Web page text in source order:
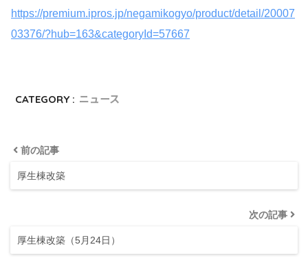
https://premium.ipros.jp/negamikogyo/product/detail/20007
03376/?hub=163&categoryId=57667
CATEGORY : ニュース
前の記事
厚生棟改築
次の記事
厚生棟改築（5月24日）